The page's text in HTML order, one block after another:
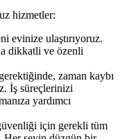
hizmetler:
evinize ulaştırıyoruz.
dikkatli ve özenli
zaman kaybı
İş süreçlerinizi
yardımcı
için gerekli tüm